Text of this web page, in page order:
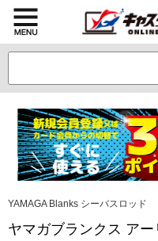
YAMAGA Blanks シーバスロッド
ヤマガブランクス ア